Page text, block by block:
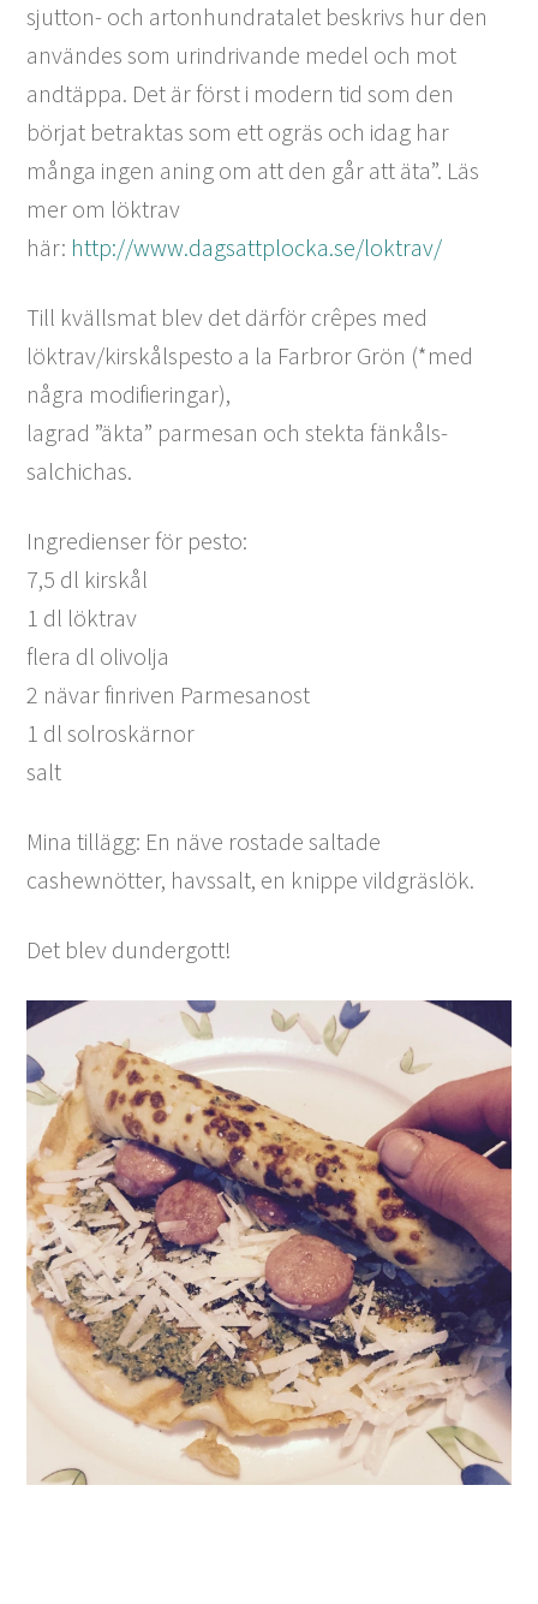
sjutton- och artonhundratalet beskrivs hur den
användes som urindrivande medel och mot
andtäppa. Det är först i modern tid som den
börjat betraktas som ett ogräs och idag har
många ingen aning om att den går att äta”. Läs
mer om löktrav
här: http://www.dagsattplocka.se/loktrav/
Till kvällsmat blev det därför crêpes med
löktrav/kirskålspesto a la Farbror Grön (*med
några modifieringar),
lagrad ”äkta” parmesan och stekta fänkåls-
salchichas.
Ingredienser för pesto:
7,5 dl kirskål
1 dl löktrav
flera dl olivolja
2 nävar finriven Parmesanost
1 dl solroskärnor
salt
Mina tillägg: En näve rostade saltade
cashewnötter, havssalt, en knippe vildgräslök.
Det blev dundergott!